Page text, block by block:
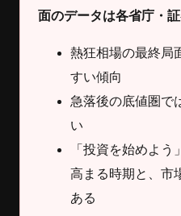
面のデータは各省庁・
熱狂相場の最終局
すい傾向
急落後の底値圏で
い
「投資を始めよ
高まる時期と、市
ある